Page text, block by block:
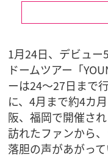
1月24日、デビュー
ドームツアー「
ーは24～27日まで
に、4月まで約4カ
阪、福岡で開催さ
訪れたファンから
落胆の声があがって